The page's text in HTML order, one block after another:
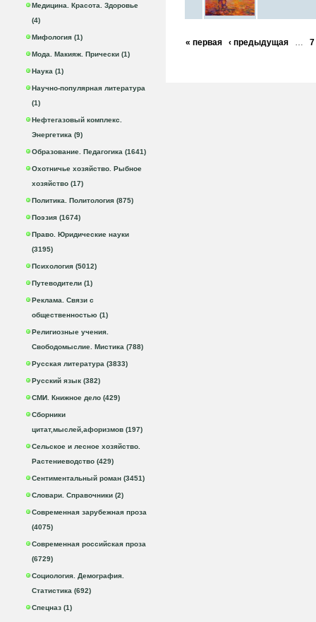
Медицина. Красота. Здоровье
(4)
Мифология (1)
Мода. Макияж. Прически (1)
Наука (1)
Научно-популярная литература
(1)
Нефтегазовый комплекс.
Энергетика (9)
Образование. Педагогика (1641)
Охотничье хозяйство. Рыбное
хозяйство (17)
Политика. Политология (875)
Поэзия (1674)
Право. Юридические науки
(3195)
Психология (5012)
Путеводители (1)
Реклама. Связи с
общественностью (1)
Религиозные учения.
Свободомыслие. Мистика (788)
Русская литература (3833)
Русский язык (382)
СМИ. Книжное дело (429)
Сборники
цитат,мыслей,афоризмов (197)
Сельское и лесное хозяйство.
Растениеводство (429)
Сентиментальный роман (3451)
Словари. Справочники (2)
Современная зарубежная проза
(4075)
Современная российская проза
(6729)
Социология. Демография.
Статистика (692)
Спецназ (1)
« первая ‹ предыдущая … 7